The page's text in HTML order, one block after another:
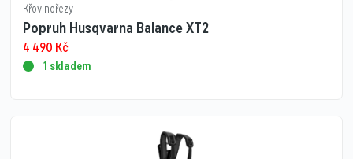
Křovinořezy
Popruh Husqvarna Balance XT2
4 490 Kč
1 skladem